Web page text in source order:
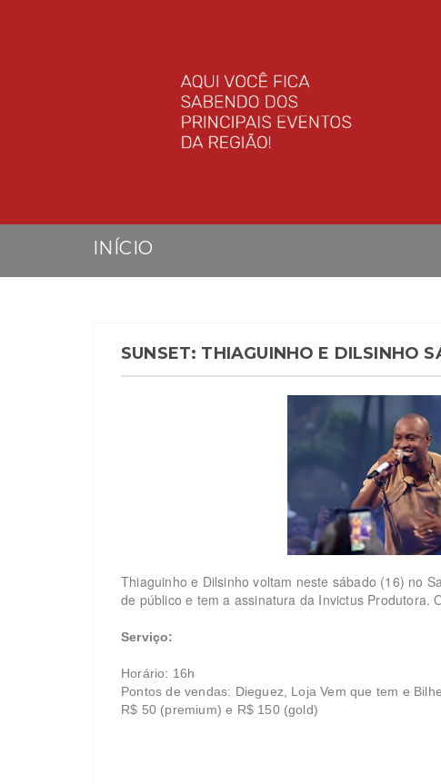
INÍCIO
SUNSET: THIAGUINHO E DILSINHO
Thiaguinho e Dilsinho voltam neste sábado (16) no
de público e tem a assinatura da Invictus Produtora.
Serviço:
Horário: 16h
Pontos de vendas: Dieguez, Loja Vem que tem e
R$ 50 (premium) e R$ 150 (gold)